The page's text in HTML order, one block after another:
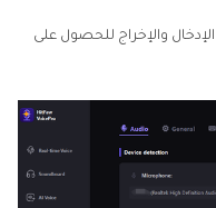
الإدخال والإخراج للحصول على